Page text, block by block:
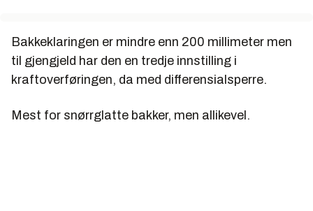
Bakkeklaringen er mindre enn 200 millimeter men
til gjengjeld har den en tredje innstilling i
kraftoverføringen, da med differensialsperre.
Mest for snørrglatte bakker, men allikevel.